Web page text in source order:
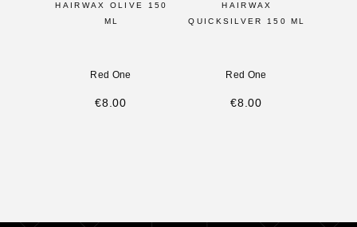
HAIRWAX OLIVE 150
ML
Red One
€8.00
HAIRWAX
QUICKSILVER 150 ML
Red One
€8.00